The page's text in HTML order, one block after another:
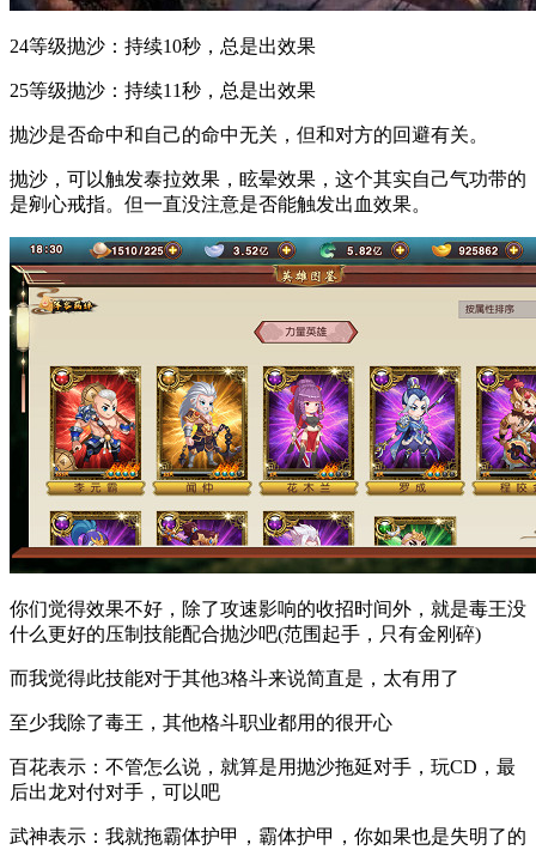
24等级抛沙：持续10秒，总是出效果
25等级抛沙：持续11秒，总是出效果
抛沙是否命中和自己的命中无关，但和对方的回避有关。
抛沙，可以触发泰拉效果，眩晕效果，这个其实自己气功带的
是剜心戒指。但一直没注意是否能触发出血效果。
你们觉得效果不好，除了攻速影响的收招时间外，就是毒王没
什么更好的压制技能配合抛沙吧(范围起手，只有金刚碎)
而我觉得此技能对于其他3格斗来说简直是，太有用了
至少我除了毒王，其他格斗职业都用的很开心
百花表示：不管怎么说，就算是用抛沙拖延对手，玩CD，最
后出龙对付对手，可以吧
武神表示：我就拖霸体护甲，霸体护甲，你如果也是失明了的